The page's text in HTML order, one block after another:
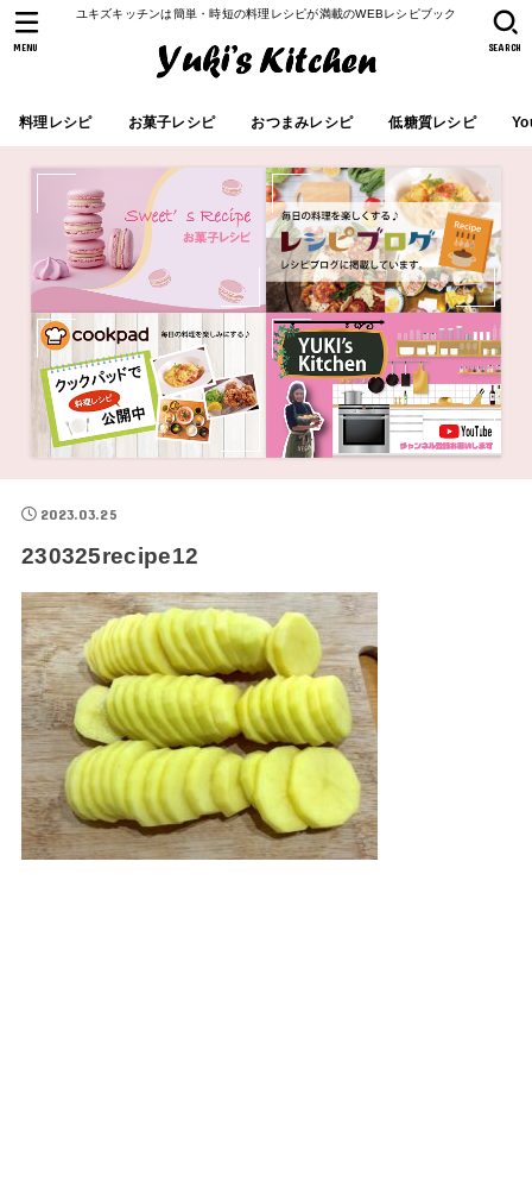
ユキズキッチンは簡単・時短の料理レシピが満載のWEBレシピブック
料理レシピ お菓子レシピ おつまみレシピ 低糖質レシピ
SEARCH
MENU
2023.03.25
230325recipe12